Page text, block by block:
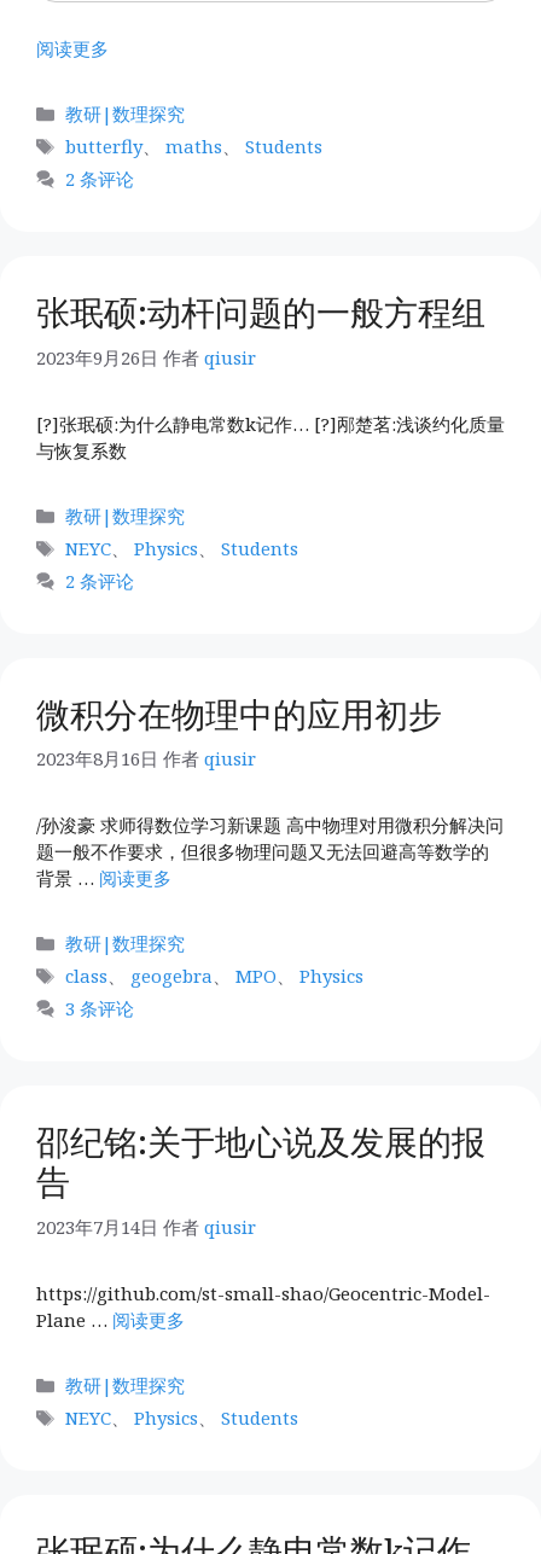
阅读更多
分
类
教研|数理探究
标
签
butterfly、 maths、 Students
2 条评论
张珉硕:动杆问题的一般方程组
2023年9月26日 作者 qiusir
[?]张珉硕:为什么静电常数k记作… [?]邴楚茗:浅谈约化质量
与恢复系数
分
类
教研|数理探究
标
签
NEYC Physics
Students
2 条评论
微积分在物理中的应用初步
2023年8月16日 作者 qiusir
/孙浚豪 求师得数位学习新课题 高中物理对用微积分解决问
题一般不作要求，但很多物理问题又无法回避高等数学的
背景 … 阅读更多
分
类
教研|数理探究
标
签
class、 geogebra、 MPO、 Physics
3 条评论
邵纪铭:关于地心说及发展的报
告
2023年7月14日 作者 qiusir
https://github.com/st-small-shao/Geocentric-Model-
Plane … 阅读更多
分
类
教研|数理探究
标
NEYC Physics Students